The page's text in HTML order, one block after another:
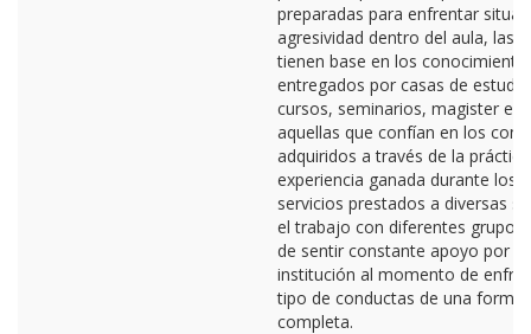
preparadas para enfrentar
agresividad dentro del aula, las
tienen base en los
entregados por casas de
cursos, seminarios, magister
aquellas que confían en los
adquiridos a través de la
experiencia ganada durante los
servicios prestados a diversas
el trabajo con diferentes
de sentir constante apoyo por
institución al momento de
tipo de conductas de una forma
completa.